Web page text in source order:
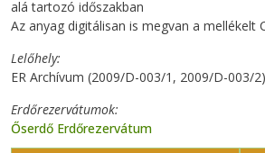
alá tartozó időszakban
Az anyag digitálisan is megvan a mellékelt
Lelőhely
ER Archívum (2009/D-003/1, 2009/D-003/2)
Erdőrezervátumok
Őserdő Erdőrezervátum